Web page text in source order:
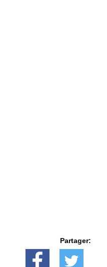
Partager: